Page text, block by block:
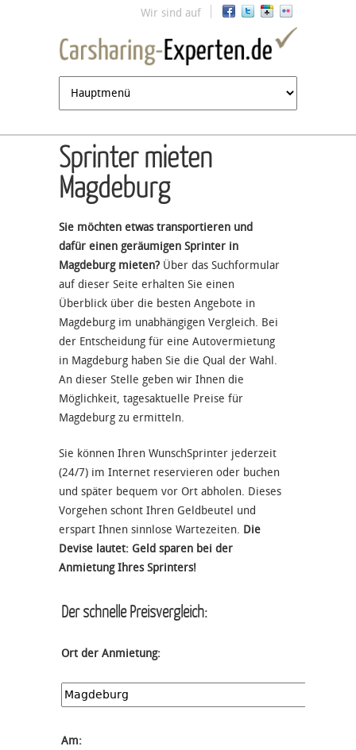
Jump to navigation
Wir sind auf
Sprinter mieten
Magdeburg
Sie möchten etwas transportieren und
dafür einen geräumigen Sprinter in
Magdeburg mieten? Über das Suchformular
auf dieser Seite erhalten Sie einen
Überblick über die besten Angebote in
Magdeburg im unabhängigen Vergleich. Bei
der Entscheidung für eine Autovermietung
in Magdeburg haben Sie die Qual der Wahl.
An dieser Stelle geben wir Ihnen die
Möglichkeit, tagesaktuelle Preise für
Magdeburg zu ermitteln.
Sie können Ihren WunschSprinter jederzeit
(24/7) im Internet reservieren oder buchen
und später bequem vor Ort abholen. Dieses
Vorgehen schont Ihren Geldbeutel und
erspart Ihnen sinnlose Wartezeiten. Die
Devise lautet: Geld sparen bei der
Anmietung Ihres Sprinters!
Der schnelle Preisvergleich:
Ort der Anmietung:
Am: